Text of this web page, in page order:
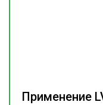
Применение